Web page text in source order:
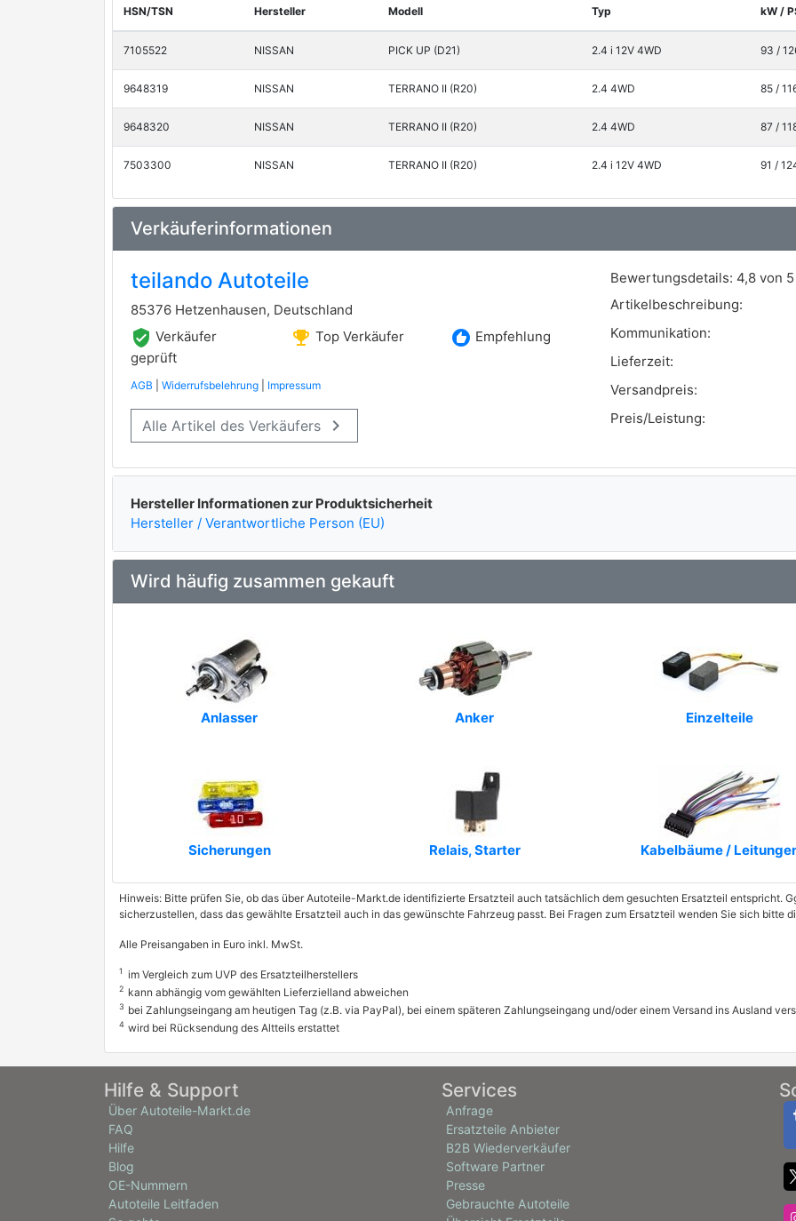
HSN/TSN Hersteller Modell Typ kW /
7105522 NISSAN PICK UP (D21) 2.4 i 12V 4WD 93 /
9648319 NISSAN TERRANO II (R20) 2.4 4WD 85 /
9648320 NISSAN TERRANO II (R20) 2.4 4WD 87 /
7503300 NISSAN TERRANO II (R20) 2.4 i 12V 4WD 91 /
Verkäuferinformationen
teilando Autoteile
85376 Hetzenhausen, Deutschland
verified_user Verkäufer
geprüft
emoji_events Top Verkäufer recommend Empfehlung
AGB Widerrufsbelehrung Impressum
Alle Artikel des Verkäufers keyboard_arrow_right
Bewertungsdetails: 4,8 von 5
Artikelbeschreibung:
Kommunikation:
Lieferzeit:
Versandpreis:
Preis/Leistung:
Hersteller Informationen zur Produktsicherheit
Hersteller / Verantwortliche Person (EU)
Wird häufig zusammen gekauft
Anlasser Anker Einzelteile
Sicherungen Relais, Starter Kabelbäume /
Hinweis: Bitte prüfen Sie, ob das über Autoteile-Markt.de identifizierte Ersatzteil auch tatsächlich dem gesuchten Ersatzteil entspricht.
sicherzustellen, dass das gewählte Ersatzteil auch in das gewünschte Fahrzeug passt. Bei Fragen zum Ersatzteil wenden Sie sich bitte
Alle Preisangaben in Euro inkl. MwSt.
1 im Vergleich zum UVP des Ersatzteilherstellers
2 kann abhängig vom gewählten Lieferzielland abweichen
3 bei Zahlungseingang am heutigen Tag (z.B. via PayPal), bei einem späteren Zahlungseingang und/oder einem Versand ins Ausland
4 wird bei Rücksendung des Altteils erstattet
Hilfe & Support
Über Autoteile-Markt.de
FAQ
Hilfe
Blog
OE-Nummern
Autoteile Leitfaden
Services
Anfrage
Ersatzteile Anbieter
B2B Wiederverkäufer
Software Partner
Presse
Gebrauchte Autoteile